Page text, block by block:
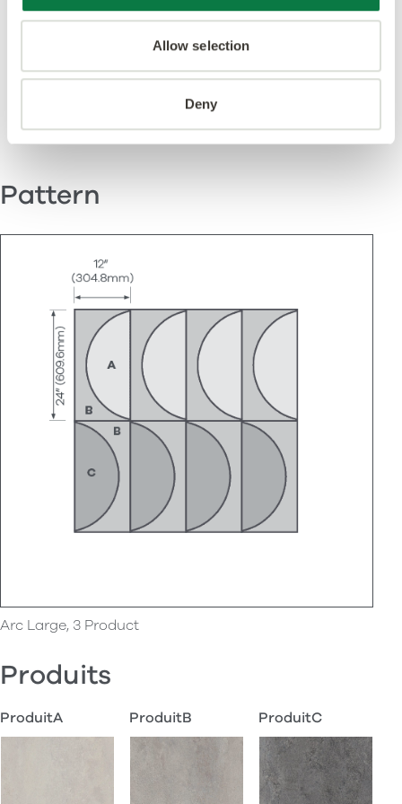
Allow selection
Deny
Présenté dans ce
design
Pattern
Arc Large, 3 Product
Produits
ProduitA ProduitB ProduitC